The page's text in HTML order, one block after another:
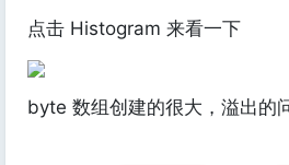
点击 Histogram 来看一下
byte 数组创建的很大，溢出的